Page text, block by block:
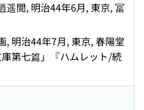
遥閲, 明治44年6月, 東京, 冨
, 明治44年7月, 東京, 春陽堂
第七篇」『ハムレット/続